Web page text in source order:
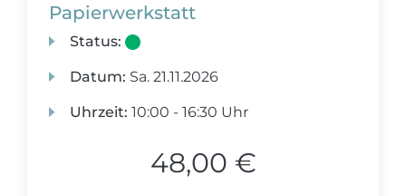
Papierwerkstatt
Status:
Datum: Sa. 21.11.2026
Uhrzeit: 10:00 - 16:30 Uhr
48,00 €